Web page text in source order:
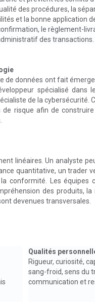
des procédures, la
et la bonne application
le règlement-
des transactions.
de données ont fait
spécialisé dans
de la cybersécurité.
risque afin de
linéaires. Un analyste
quantitative, un trader
conformité. Les équipes
des produits,
devenues transversales.
Qualités
Rigueur, curiosité,
sang-froid, sens du
communication et